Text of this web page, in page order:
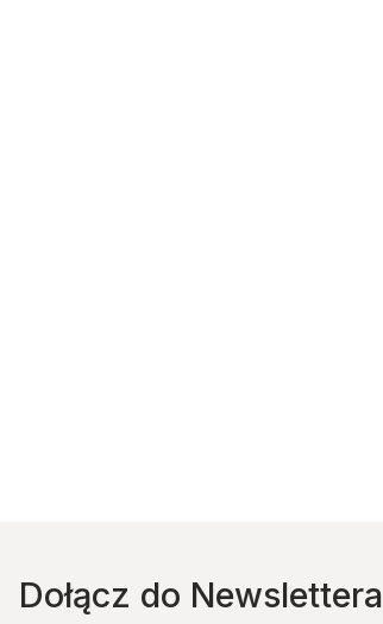
Dołącz do Newslettera